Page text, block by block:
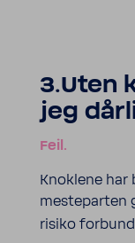
3.Uten
jeg
Feil.
Knoklene har
mesteparten
risiko